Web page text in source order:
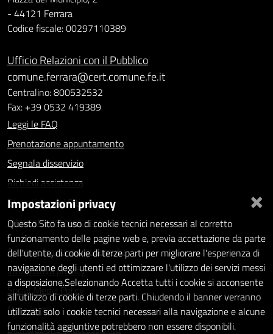
- 44121 Ferrara
Codice fiscale: 00297110389
Ufficio Relazioni con il Pubblico
comune.ferrara@cert.comune.fe.it
Centralino: 800532532
Fax: +39 0532 419389
Leggi le FAQ
Prenotazione appuntamento
Segnala disservizio
Richiedi assistenza
Statistiche dei Siti web
Intranet - accesso riservato
Amministrazione trasparente
Informativa privacy
Social Media Policy
Note legali
Dichiarazione di accessibilità
×
Impostazioni privacy
Questo Sito fa uso di cookie tecnici necessari al corretto
funzionamento delle pagine web e, previa accettazione da parte
dell'utente, di cookie di terze parti per migliorare l'esperienza di
navigazione degli utenti ed ottimizzare l'utilizzo dei servizi messi
a disposizione.Selezionando Accetta tutti i cookie si acconsente
all'utilizzo di cookie di terze parti. Chiudendo il banner verranno
utilizzati solo i cookie tecnici necessari alla navigazione e alcune
funzionalità aggiuntive potrebbero non essere disponibili.